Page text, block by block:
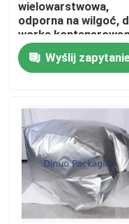
Dom
Produkty
Filmy
O nas
wielowarstwowa,
odporna na wilgoć,
worka
do przechowywania
proszków
chemicznych i ciał
Wyślij